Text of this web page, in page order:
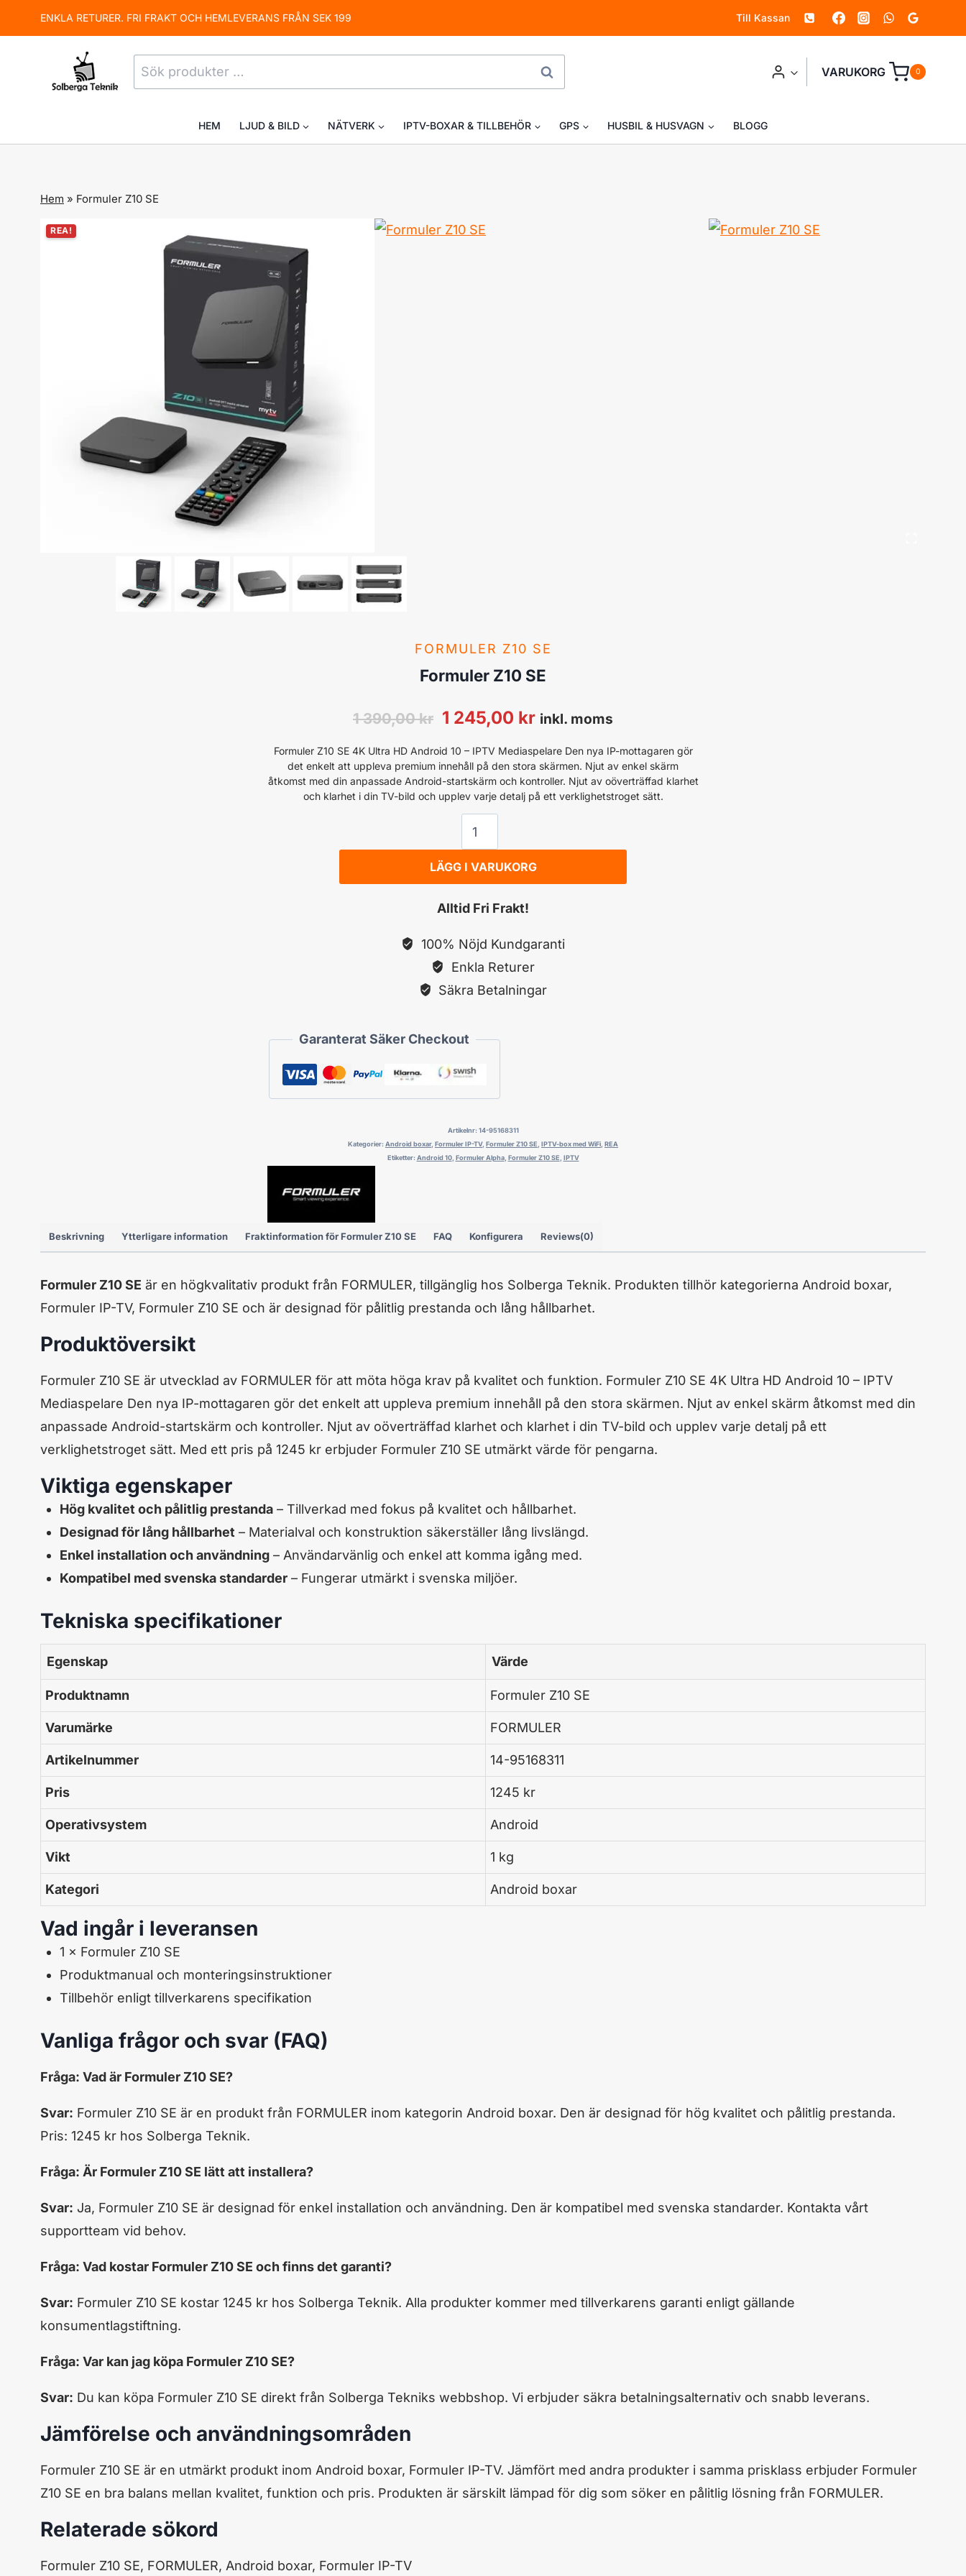
to
ENKLA RETURER. FRI FRAKT OCH HEMLEVERANS FRÅN SEK 199 Till Kassan
Sök
efter:
SÖK VARUKORG 0
HEM LJUD & BILD NÄTVERK IPTV-BOXAR & TILLBEHÖR GPS HUSBIL & HUSVAGN BLOGG
Hem » Formuler Z10 SE
REA!
FORMULER Z10 SE
Formuler Z10 SE
1 390,00kr Det
ursprungliga
priset
var:
390,00 kr.
1 245,00 krDet
nuvarande
priset
är:
245,00 kr.
inkl. moms
Formuler Z10 SE 4K Ultra HD Android 10 – IPTV Mediaspelare Den nya IP-mottagaren gör
det enkelt att uppleva premium innehåll på den stora skärmen. Njut av enkel skärm
åtkomst med din anpassade Android-startskärm och kontroller. Njut av oöverträffad klarhet
och klarhet i din TV-bild och upplev varje detalj på ett verklighetstroget sätt.
Formuler
Z10
SE
LÄGG I VARUKORG
Alltid Fri Frakt!
100% Nöjd Kundgaranti
Enkla Returer
Säkra Betalningar
Garanterat Säker Checkout
Artikelnr: 14-95168311
Kategorier: Android boxar, Formuler IP-TV, Formuler Z10 SE IPTV-box med WiFi REA
Etiketter: Android 10, Formuler Alpha, Formuler Z10 SE IPTV
Beskrivning Ytterligare information Fraktinformation för Formuler Z10 SE FAQ Konfigurera Reviews(0)
Formuler Z10 SE är en högkvalitativ produkt från FORMULER, tillgänglig hos Solberga Teknik. Produkten tillhör kategorierna Android boxar,
Formuler IP-TV, Formuler Z10 SE och är designad för pålitlig prestanda och lång hållbarhet.
Produktöversikt
Formuler Z10 SE är utvecklad av FORMULER för att möta höga krav på kvalitet och funktion. Formuler Z10 SE 4K Ultra HD Android 10 – IPTV
Mediaspelare Den nya IP-mottagaren gör det enkelt att uppleva premium innehåll på den stora skärmen. Njut av enkel skärm åtkomst med din
anpassade Android-startskärm och kontroller. Njut av oöverträffad klarhet och klarhet i din TV-bild och upplev varje detalj på ett
verklighetstroget sätt. Med ett pris på 1245 kr erbjuder Formuler Z10 SE utmärkt värde för pengarna.
Viktiga egenskaper
Hög kvalitet och pålitlig prestanda – Tillverkad med fokus på kvalitet och hållbarhet.
Designad för lång hållbarhet – Materialval och konstruktion säkerställer lång livslängd.
Enkel installation och användning – Användarvänlig och enkel att komma igång med.
Kompatibel med svenska standarder – Fungerar utmärkt i svenska miljöer.
Tekniska specifikationer
Egenskap Värde
Produktnamn Formuler Z10 SE
Varumärke FORMULER
Artikelnummer 14-95168311
Pris 1245 kr
Operativsystem Android
Vikt 1 kg
Kategori Android boxar
Vad ingår i leveransen
1 × Formuler Z10 SE
Produktmanual och monteringsinstruktioner
Tillbehör enligt tillverkarens specifikation
Vanliga frågor och svar (FAQ)
Fråga: Vad är Formuler Z10 SE?
Svar: Formuler Z10 SE är en produkt från FORMULER inom kategorin Android boxar. Den är designad för hög kvalitet och pålitlig prestanda.
Pris: 1245 kr hos Solberga Teknik.
Fråga: Är Formuler Z10 SE lätt att installera?
Svar: Ja, Formuler Z10 SE är designad för enkel installation och användning. Den är kompatibel med svenska standarder. Kontakta vårt
supportteam vid behov.
Fråga: Vad kostar Formuler Z10 SE och finns det garanti?
Svar: Formuler Z10 SE kostar 1245 kr hos Solberga Teknik. Alla produkter kommer med tillverkarens garanti enligt gällande
konsumentlagstiftning.
Fråga: Var kan jag köpa Formuler Z10 SE?
Svar: Du kan köpa Formuler Z10 SE direkt från Solberga Tekniks webbshop. Vi erbjuder säkra betalningsalternativ och snabb leverans.
Jämförelse och användningsområden
Formuler Z10 SE är en utmärkt produkt inom Android boxar, Formuler IP-TV. Jämfört med andra produkter i samma prisklass erbjuder Formuler
Z10 SE en bra balans mellan kvalitet, funktion och pris. Produkten är särskilt lämpad för dig som söker en pålitlig lösning från FORMULER.
Relaterade sökord
Formuler Z10 SE, FORMULER, Android boxar, Formuler IP-TV
priset
var:
priset
är:
SE